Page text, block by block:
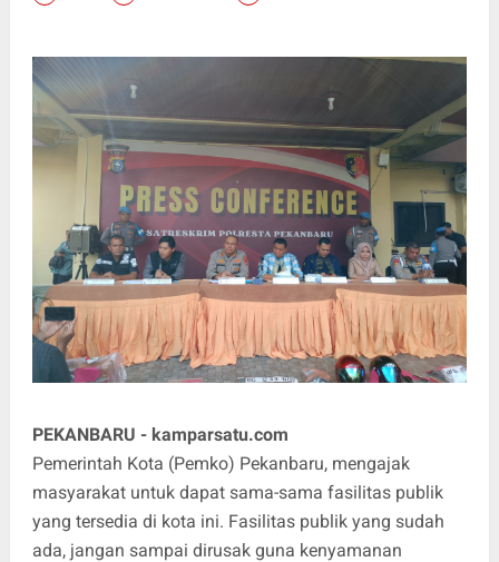
PEKANBARU - kamparsatu.com
Pemerintah Kota (Pemko) Pekanbaru, mengajak
masyarakat untuk dapat sama-sama fasilitas publik
yang tersedia di kota ini. Fasilitas publik yang sudah
ada, jangan sampai dirusak guna kenyamanan